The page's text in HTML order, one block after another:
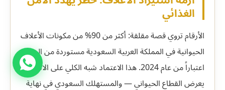
الغذائي
الأرقام تروي قصة مقلقة: أكثر من 90% من مكونات الأعلاف
الحيوانية في المملكة العربية السعودية مستوردة من الخارج
اعتباراً من عام 2024. هذا الاعتماد شبه الكلي على الاستيراد
يعرض القطاع الحيواني — والمستهلك السعودي في نهاية